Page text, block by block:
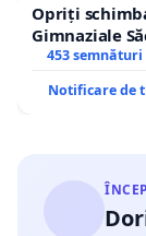
Opriți
Gimnaziale
453 semnături
Notificare de